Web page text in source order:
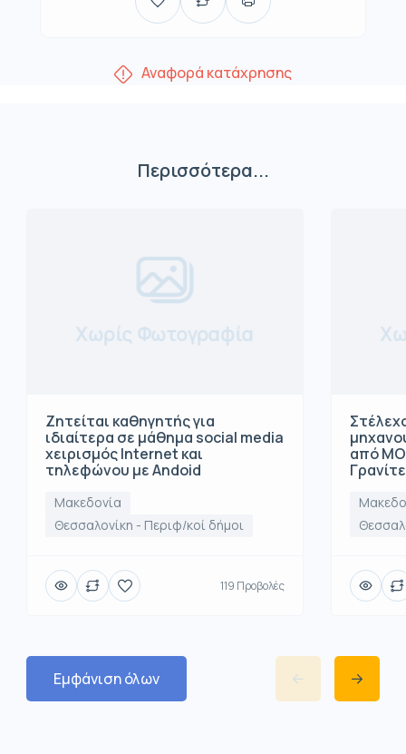
Αναφορά κατάχρησης
Περισσότερα...
Χωρίς Φωτογραφία
Ζητείται καθηγητής για
ιδιαίτερα σε μάθημα social media
χειρισμός Internet και
τηλεφώνου με Andoid
Μακεδονία
Θεσσαλονίκη - Περιφ/κοί δήμοι
119 Προβολές
από
Εμφάνιση όλων